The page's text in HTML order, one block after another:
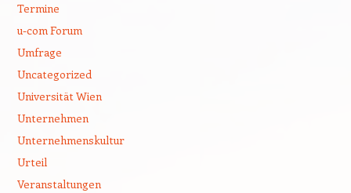
Termine
u-com Forum
Umfrage
Uncategorized
Universität Wien
Unternehmen
Unternehmenskultur
Urteil
Veranstaltungen